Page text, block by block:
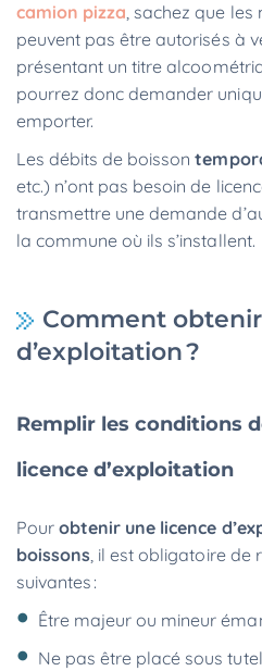
camion pizza, sachez que
peuvent pas être autorisés à
présentant un titre
pourrez donc demander
emporter.
Les débits de boisson
etc.) n’ont pas besoin de
transmettre une demande
la commune où ils s’installent.
Comment
d’exploitation ?
Remplir les conditions
licence d’exploitation
Pourobtenir une licence
boissons, il est obligatoire de
suivantes :
Être majeur ou mineur
Ne pas être placé sous